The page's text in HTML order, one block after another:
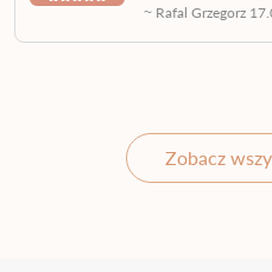
~ Rafal Grzegorz
Zobacz